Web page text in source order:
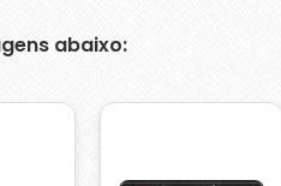
abaixo: